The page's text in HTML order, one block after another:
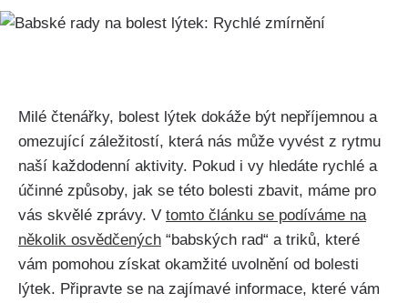
Milé‌ čtenářky,⁤ bolest lýtek‌ dokáže být nepříjemnou ​a
omezující záležitostí, která nás‌ může vyvést z rytmu
naší‍ každodenní ‌aktivity. Pokud i vy hledáte rychlé a
účinné způsoby, jak ‌se⁢ této bolesti zbavit, máme pro
vás skvělé zprávy.⁤ V tomto článku ‌se podíváme⁣ na
několik osvědčených ⁢“babských rad“ a triků,⁣ které
vám pomohou získat okamžité uvolnění​ od ⁢bolesti
lýtek. Připravte se na⁣ zajímavé informace,​ které vám